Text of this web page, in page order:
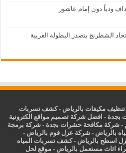
ودياً دون إمام عاشور
مكيفات بالرياض -كشف تسربات
بجدة - افضل شركة تصميم مواقع الكترونية
-شركة مكافحة حشرات بجدة -شركة برمجة
بالرياض -شركة عزل فوم بالرياض -
اسطح بالرياض -كشف تسربات المياه
اثاث مستعمل بالرياض - موقع لحل